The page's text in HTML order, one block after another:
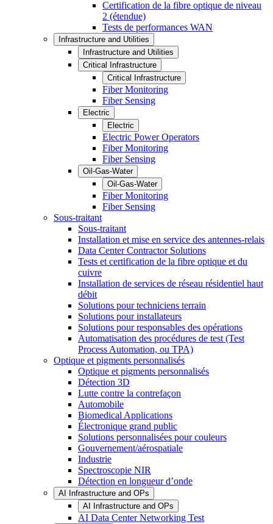
Certification de la fibre optique de niveau
2 (étendue)
Tests de performances WAN
Infrastructure and Utilities
Infrastructure and Utilities
Critical Infrastructure
Critical Infrastructure
Fiber Monitoring
Fiber Sensing
Electric
Electric
Electric Power Operators
Fiber Monitoring
Fiber Sensing
Oil-Gas-Water
Oil-Gas-Water
Fiber Monitoring
Fiber Sensing
Sous-traitant
Sous-traitant
Installation et mise en service des antennes-relais
Data Center Contractor Solutions
Tests et certification de la fibre optique et du
cuivre
Installation de services de réseau résidentiel haut
débit
Solutions pour techniciens terrain
Solutions pour installateurs
Solutions pour responsables des opérations
Automatisation des procédures de test (Test
Process Automation, ou TPA)
Optique et pigments personnalisés
Optique et pigments personnalisés
Détection 3D
Lutte contre la contrefaçon
Automobile
Biomedical Applications
Électronique grand public
Solutions personnalisées pour couleurs
Gouvernement/aérospatiale
Industrie
Spectroscopie NIR
Détection en longueur d’onde
AI Infrastructure and OPs
AI Infrastructure and OPs
AI Data Center Networking Test